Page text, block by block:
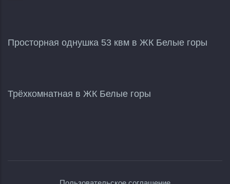
Просторная однушка 53 квм в ЖК Белые горы
Трёхкомнатная в ЖК Белые горы